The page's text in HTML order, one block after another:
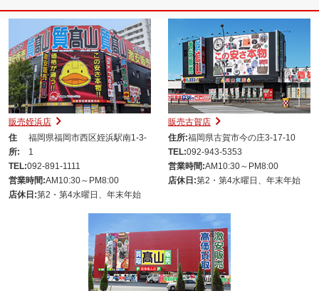
販売姪浜店
住
所:
福岡県福岡市西区姪浜駅南1-3-
1
TEL:092-891-1111
営業時間:AM10:30～PM8:00
店休日:第2・第4水曜日、年末年始
販売古賀店
住所:福岡県古賀市今の庄3-17-10
TEL:092-943-5353
営業時間:AM10:30～PM8:00
店休日:第2・第4水曜日、年末年始